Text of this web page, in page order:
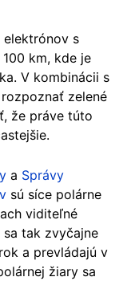
elektrónov s
km, kde je
V kombinácii s
zelené
že práve túto
a Správy
sú síce polárne
viditeľné
tak zvyčajne
a prevládajú v
žiary sa